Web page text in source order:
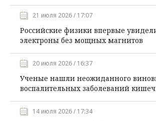
21 июля 2026 / 17:07
Российские физики впервые
электроны без мощных магнитов
20 июля 2026 / 16:37
Ученые нашли неожиданного
воспалительных заболеваний
14 июля 2026 / 17:34